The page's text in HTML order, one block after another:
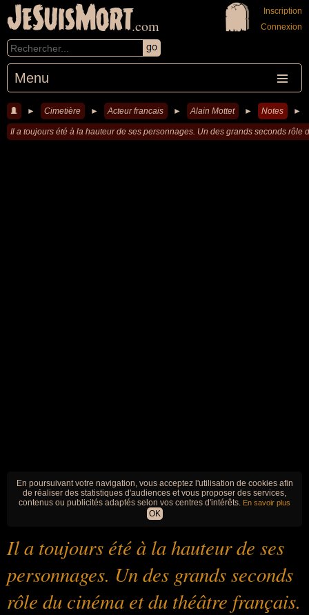
JeSuisMort.com
Menu
Inscription
Connexion
► Cimetière ► Acteur francais ► Alain Mottet ► Notes ►
Il a toujours été à la hauteur de ses personnages. Un des grands seconds rôle
En poursuivant votre navigation, vous acceptez l'utilisation de cookies afin
de réaliser des statistiques d'audiences et vous proposer des services,
contenus ou publicités adaptés selon vos centres d'intérêts. En savoir plus
OK
Il a toujours été à la hauteur de ses
personnages. Un des grands seconds
rôle du cinéma et du théâtre français.